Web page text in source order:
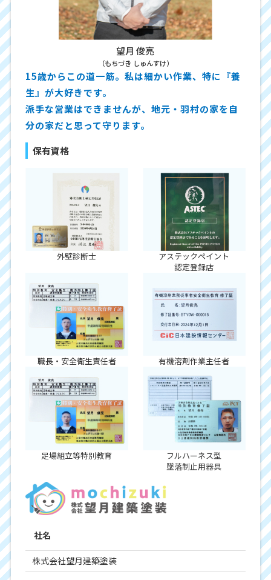
望月 俊亮
（もちづき しゅんすけ）
15歳からこの道一筋。私は細かい作業、特に『養
生』が大好きです。
派手な営業はできませんが、地元・羽村の家を自
分の家だと思って守ります。
保有資格
外壁診断士
アステックペイント
認定登録店
職長・安全衛生責任者 有機溶剤作業主任者
足場組立等特別教育
フルハーネス型
墜落制止用器具
社名
株式会社望月建築塗装